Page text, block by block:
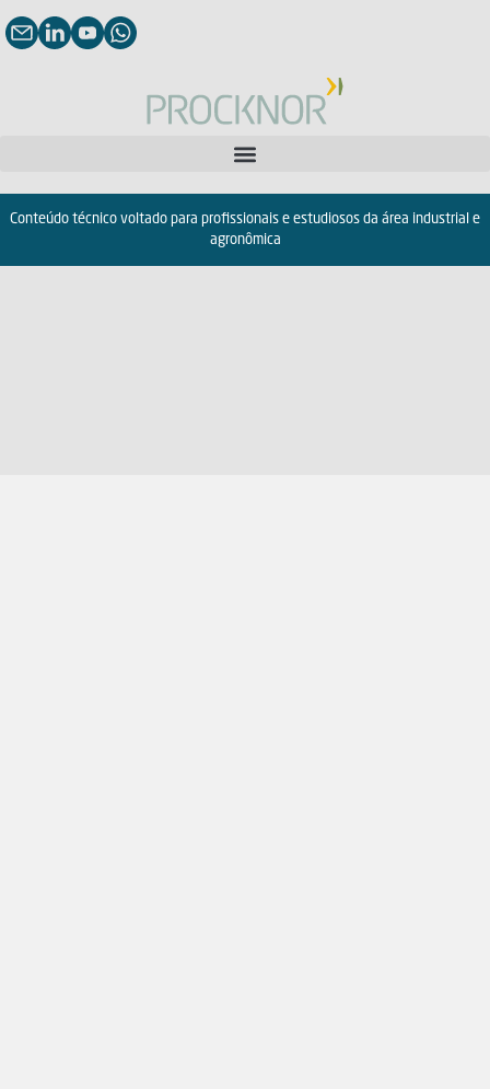
Conteúdo técnico voltado para profissionais e estudiosos da área industrial e
agronômica